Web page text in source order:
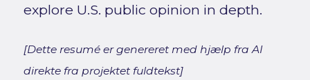
explore U.S. public opinion in depth.
[Dette resumé er genereret med hjælp fra AI
direkte fra projektet fuldtekst]